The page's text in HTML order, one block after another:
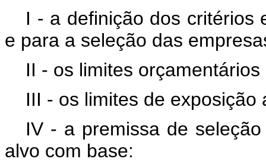
I - a definição dos critérios
e para a seleção das
II - os limites
III - os limites de
IV - a premissa de
alvo com base: